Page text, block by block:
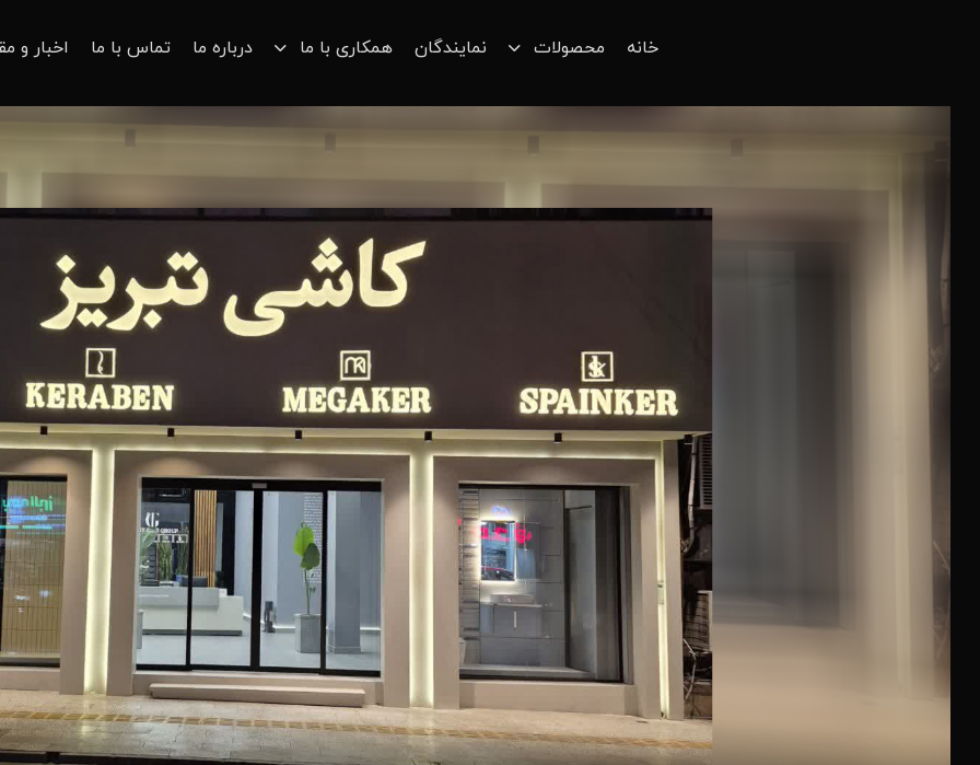
خانه محصولات نمایندگان همکاری با ما درباره ما تماس با ما اخبار و